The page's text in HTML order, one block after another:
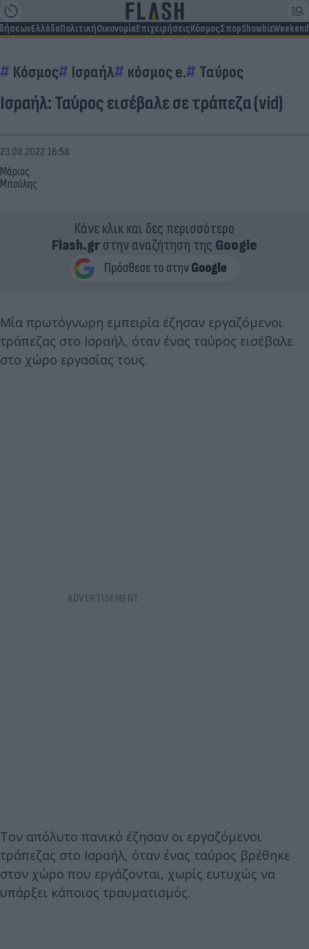
ΕλλάδαΠολιτικήΟικονομίαΕπιχειρήσειςΚόσμοςΣπορShowbizWeekend
Κόσμος Ισραήλ κόσμος e. Ταύρος
Ισραήλ: Ταύρος εισέβαλε σε τράπεζα (vid)
Μάριος
Μπούλης
23.08.2022 16:58
Κάνε κλικ και δες περισσότερο
Flash.grστην αναζήτηση της Google
Μία πρωτόγνωρη εμπειρία έζησαν εργαζόμενοι
τράπεζας στο Ισραήλ, όταν ένας ταύρος εισέβαλε
στο χώρο εργασίας τους.
Τον απόλυτο πανικό έζησαν οι εργαζόμενοι
τράπεζας στο Ισραήλ, όταν ένας ταύρος βρέθηκε
στον χώρο που εργάζονται, χωρίς ευτυχώς να
υπάρξει κάποιος τραυματισμός.